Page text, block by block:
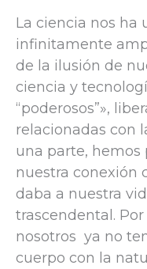
La ciencia nos ha
infinitamente
de la ilusión de
ciencia y
“poderosos”»,
relacionadas con
una parte, hemos
nuestra conexión
daba a nuestra
trascendental.
nosotros ya no
cuerpo con la